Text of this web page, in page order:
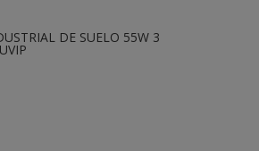
DE SUELO 55W 3